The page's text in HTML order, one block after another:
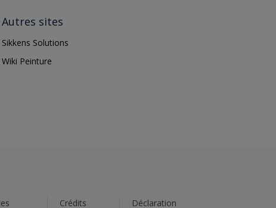
Autres sites
Sikkens Solutions
Wiki Peinture
Crédits Déclaration